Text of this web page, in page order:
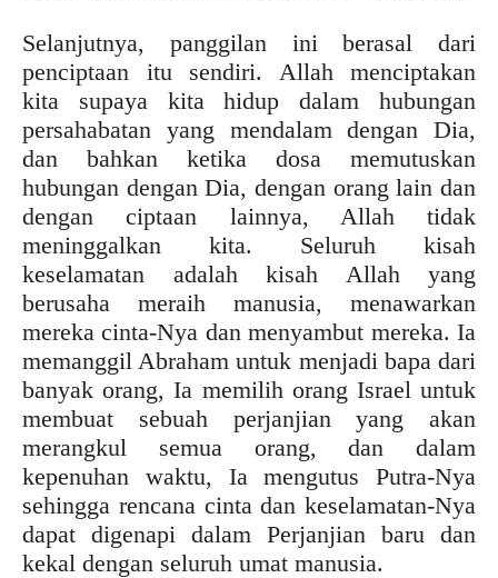
Selanjutnya, panggilan ini berasal dari
penciptaan itu sendiri. Allah menciptakan
kita supaya kita hidup dalam hubungan
persahabatan yang mendalam dengan Dia,
dan bahkan ketika dosa memutuskan
hubungan dengan Dia, dengan orang lain dan
dengan ciptaan lainnya, Allah tidak
meninggalkan kita. Seluruh kisah
keselamatan adalah kisah Allah yang
berusaha meraih manusia, menawarkan
mereka cinta-Nya dan menyambut mereka. Ia
memanggil Abraham untuk menjadi bapa dari
banyak orang, Ia memilih orang Israel untuk
membuat sebuah perjanjian yang akan
merangkul semua orang, dan dalam
kepenuhan waktu, Ia mengutus Putra-Nya
sehingga rencana cinta dan keselamatan-Nya
dapat digenapi dalam Perjanjian baru dan
kekal dengan seluruh umat manusia.